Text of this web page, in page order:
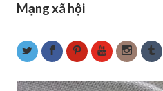
Mạng xã hội